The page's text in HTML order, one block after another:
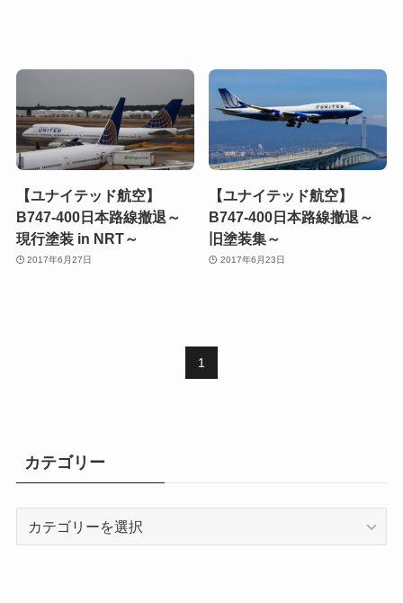
【ユナイテッド航空】
B747-400日本路線撤退～
現行塗装 in NRT～
2017年6月27日
【ユナイテッド航空】
B747-400日本路線撤退～
旧塗装集～
2017年6月23日
1
カテゴリー